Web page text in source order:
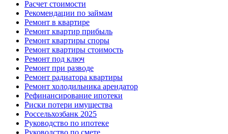
Расчет стоимости
Рекомендации по займам
Ремонт в квартире
Ремонт квартир прибыль
Ремонт квартиры споры
Ремонт квартиры стоимость
Ремонт под ключ
Ремонт при разводе
Ремонт радиатора квартиры
Ремонт холодильника арендатор
Рефинансирование ипотеки
Риски потери имущества
Россельхозбанк 2025
Руководство по ипотеке
Руководство по смете